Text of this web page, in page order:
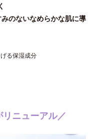
のないなめらかな肌に導
る保湿成分
ニューアル／